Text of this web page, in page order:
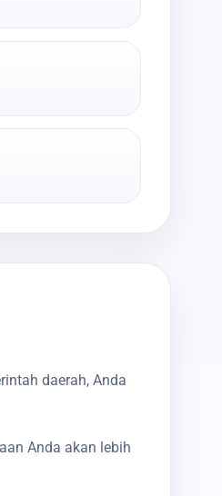
daerah, Anda
Anda akan lebih